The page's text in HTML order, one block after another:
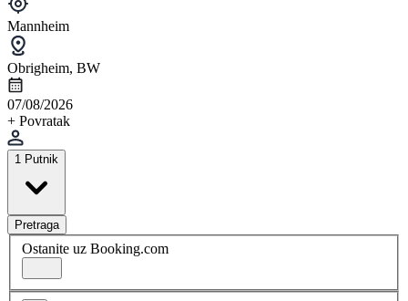
Mannheim
Obrigheim, BW
07/08/2026
+ Povratak
1 Putnik
Pretraga
Ostanite uz Booking.com